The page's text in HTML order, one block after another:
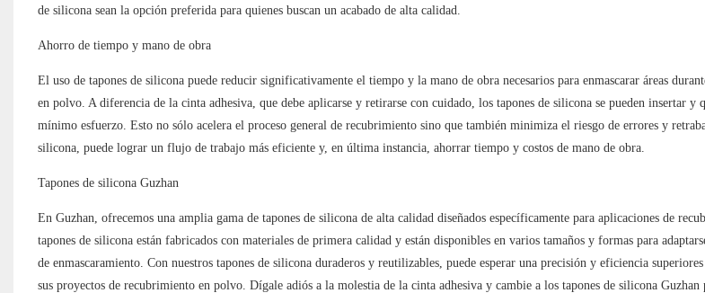
de silicona sean la opción preferida para quienes buscan un acabado de alta calidad.
Ahorro de tiempo y mano de obra
El uso de tapones de silicona puede reducir significativamente el tiempo y la mano de obra necesarios para enmascarar áreas
en polvo. A diferencia de la cinta adhesiva, que debe aplicarse y retirarse con cuidado, los tapones de silicona se pueden insertar y
mínimo esfuerzo. Esto no sólo acelera el proceso general de recubrimiento sino que también minimiza el riesgo de errores y
silicona, puede lograr un flujo de trabajo más eficiente y, en última instancia, ahorrar tiempo y costos de mano de obra.
Tapones de silicona Guzhan
En Guzhan, ofrecemos una amplia gama de tapones de silicona de alta calidad diseñados específicamente para aplicaciones de
tapones de silicona están fabricados con materiales de primera calidad y están disponibles en varios tamaños y formas para
de enmascaramiento. Con nuestros tapones de silicona duraderos y reutilizables, puede esperar una precisión y eficiencia
sus proyectos de recubrimiento en polvo. Dígale adiós a la molestia de la cinta adhesiva y cambie a los tapones de silicona Guzhan